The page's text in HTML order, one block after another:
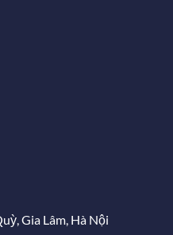
Gia Lâm, Hà Nội